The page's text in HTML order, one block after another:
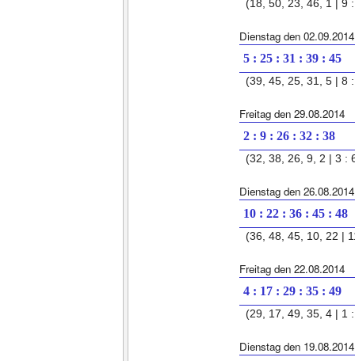
(18, 50, 23, 46, 1 | 9
Dienstag den 02.09.2014
5 : 25 : 31 : 39 : 45
(39, 45, 25, 31, 5 | 8
Freitag den 29.08.2014
2 : 9 : 26 : 32 : 38
(32, 38, 26, 9, 2 | 3 :
Dienstag den 26.08.2014
10 : 22 : 36 : 45 : 48
(36, 48, 45, 10, 22 |
Freitag den 22.08.2014
4 : 17 : 29 : 35 : 49
(29, 17, 49, 35, 4 | 1
Dienstag den 19.08.2014